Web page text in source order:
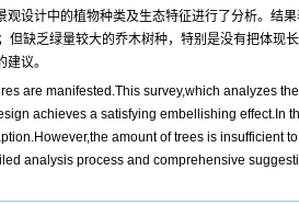
设计中的植物种类及生态特征进行了分析。结果
缺乏绿量较大的乔木树种，特别是没有把体现
议。
are manifested.This survey,which analyzes
achieves a satisfying embellishing effect.In
amount of trees is insufficient
analysis process and comprehensive